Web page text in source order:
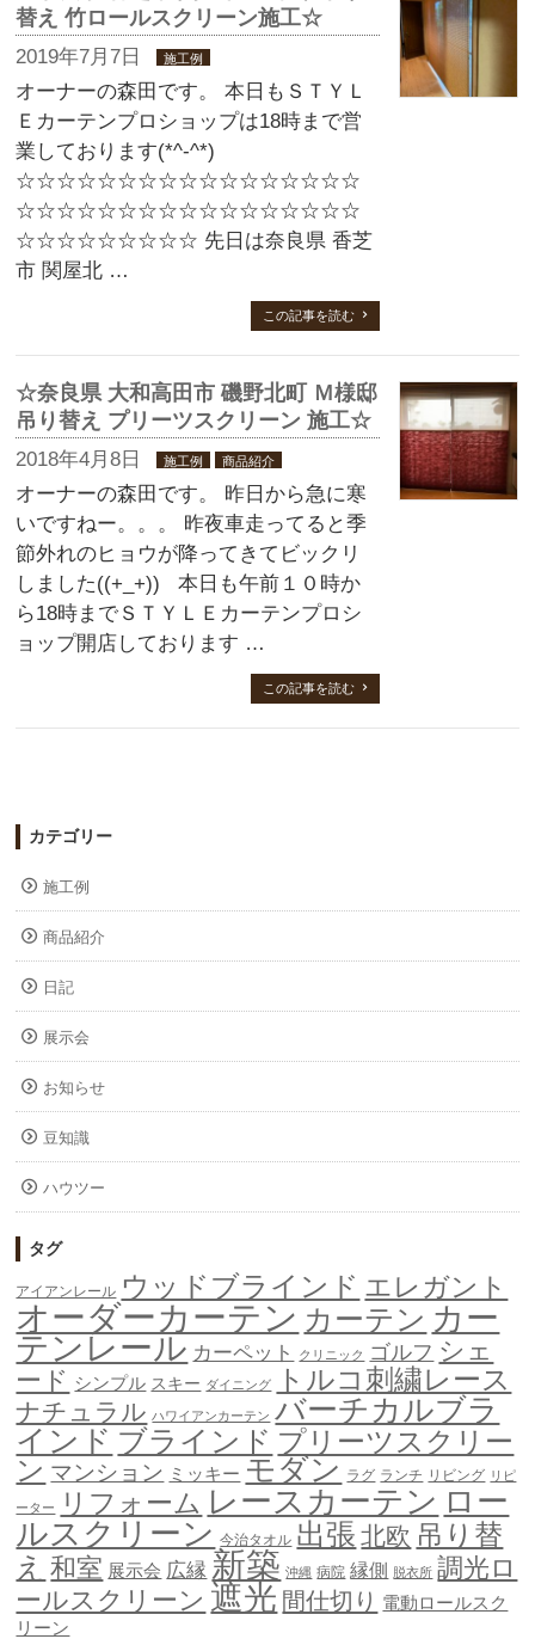
替え 竹ロールスクリーン施工☆
2019年7月7日 施工例
オーナーの森田です。 本日もＳＴＹＬ
Ｅカーテンプロショップは18時まで営
業しております(*^-^*)
☆☆☆☆☆☆☆☆☆☆☆☆☆☆☆☆☆
☆☆☆☆☆☆☆☆☆☆☆☆☆☆☆☆☆
☆☆☆☆☆☆☆☆☆ 先日は奈良県 香芝
市 関屋北 …
この記事を読む
☆奈良県 大和高田市 磯野北町 Ｍ様邸
吊り替え プリーツスクリーン 施工☆
2018年4月8日 施工例 商品紹介
オーナーの森田です。 昨日から急に寒
いですねー。。。 昨夜車走ってると季
節外れのヒョウが降ってきてビックリ
しました((+_+)) 本日も午前１０時か
ら18時までＳＴＹＬＥカーテンプロシ
ョップ開店しております …
この記事を読む
カテゴリー
施工例
商品紹介
日記
展示会
お知らせ
豆知識
ハウツー
タグ
アイアンレール ウッドブラインド エレガント
オーダーカーテン カーテン カー
テンレール カーペット クリニック ゴルフ シェ
ード シンプル スキー ダイニング トルコ刺繍レース
ナチュラル ハワイアンカーテン バーチカルブラ
インド ブラインド プリーツスクリー
ン マンション ミッキー モダン ラグ ランチ リビング リピ
ーター リフォーム レースカーテン ロー
ルスクリーン 今治タオル 出張 北欧 吊り替
え 和室 展示会 広縁 新築 沖縄 病院 縁側 脱衣所 調光ロ
ールスクリーン 遮光 間仕切り 電動ロールスク
リーン